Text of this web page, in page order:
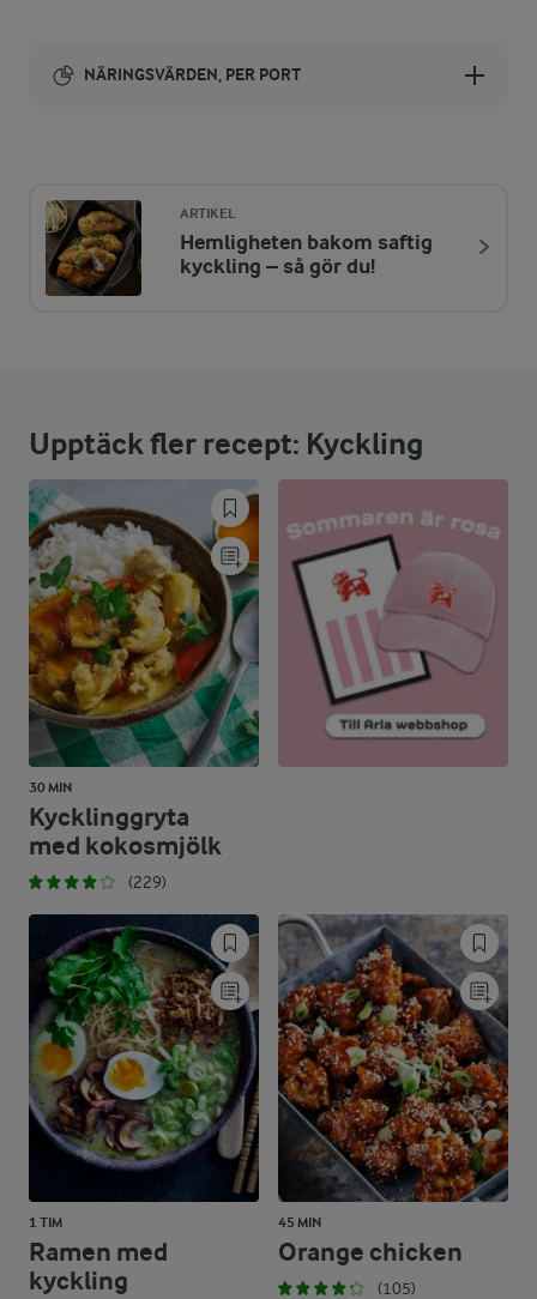
NÄRINGSVÄRDEN, PER PORT
ENERGIDISTRIBUTION %
NÄRINGSVÄRDEN PER PORT
Fett:
33,4 %
19,9 g
Kolhydrater:
34,5 %
44,7 g
ARTIKEL
Hemligheten bakom saftig
kyckling – så gör du!
Upptäck fler recept: Kyckling
30 MIN
Kycklinggryta
med kokosmjölk
(229)
1 TIM
Ramen med
kyckling
45 MIN
Orange chicken
(105)